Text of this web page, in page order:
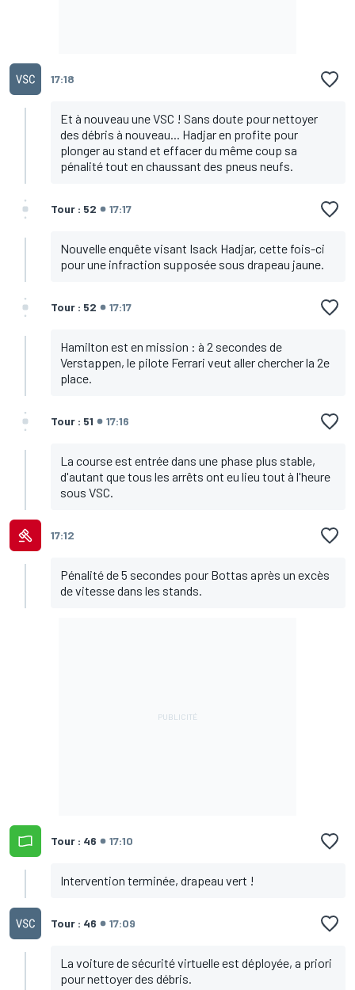
17:18
Et à nouveau une VSC ! Sans doute pour nettoyer
des débris à nouveau... Hadjar en profite pour
plonger au stand et effacer du même coup sa
pénalité tout en chaussant des pneus neufs.
Tour : 52 17:17
Nouvelle enquête visant Isack Hadjar, cette fois-ci
pour une infraction supposée sous drapeau jaune.
Tour : 52 17:17
Hamilton est en mission : à 2 secondes de
Verstappen, le pilote Ferrari veut aller chercher la 2e
place.
Tour : 51 17:16
La course est entrée dans une phase plus stable,
d'autant que tous les arrêts ont eu lieu tout à l'heure
sous VSC.
17:12
Pénalité de 5 secondes pour Bottas après un excès
de vitesse dans les stands.
Tour : 46 17:10
Intervention terminée, drapeau vert !
Tour : 46 17:09
La voiture de sécurité virtuelle est déployée, a priori
pour nettoyer des débris.